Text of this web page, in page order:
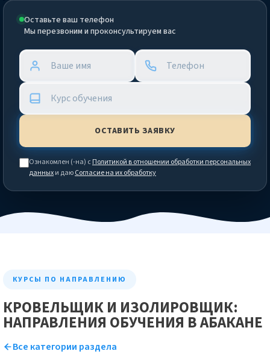
Оставьте ваш телефон
Мы перезвоним и проконсультируем вас
Ознакомлен (-на) сПолитикой в отношении обработки персональных
данныхи даюСогласие на их обработку
КУРСЫ ПО НАПРАВЛЕНИЮ
КРОВЕЛЬЩИК И ИЗОЛИРОВЩИК:
НАПРАВЛЕНИЯ ОБУЧЕНИЯ В АБАКАНЕ
Все категории раздела